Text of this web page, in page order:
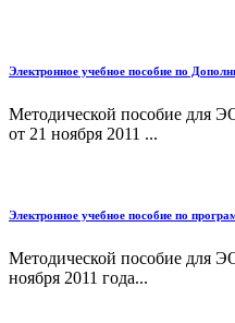
Электронное учебное пособие по
Методической пособие для
от 21 ноября 2011 ...
Электронное учебное пособие по
Методической пособие для
ноября 2011 года...